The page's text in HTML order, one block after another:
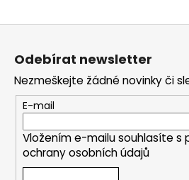
Odebírat newsletter
Nezmeškejte žádné novinky či
E-mail
Vložením e-mailu souhlasíte s
ochrany osobních údajů